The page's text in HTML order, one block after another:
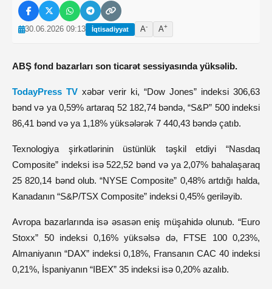
30.06.2026 09:13 İqtisadiyyat A- A+
ABŞ fond bazarları son ticarət sessiyasında yüksəlib.
TodayPress TV xəbər verir ki, “Dow Jones” indeksi 306,63
bənd və ya 0,59% artaraq 52 182,74 bəndə, “S&P” 500 indeksi
86,41 bənd və ya 1,18% yüksələrək 7 440,43 bəndə çatıb.
Texnologiya şirkətlərinin üstünlük təşkil etdiyi “Nasdaq
Composite” indeksi isə 522,52 bənd və ya 2,07% bahalaşaraq
25 820,14 bənd olub. “NYSE Composite” 0,48% artdığı halda,
Kanadanın “S&P/TSX Composite” indeksi 0,45% geriləyib.
Avropa bazarlarında isə əsasən eniş müşahidə olunub. “Euro
Stoxx” 50 indeksi 0,16% yüksəlsə də, FTSE 100 0,23%,
Almaniyanın “DAX” indeksi 0,18%, Fransanın CAC 40 indeksi
0,21%, İspaniyanın “IBEX” 35 indeksi isə 0,20% azalıb.